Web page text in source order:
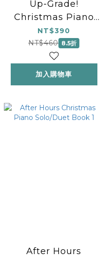
Up-Grade!
Christmas Piano
Grades 0-1
NT$390
NT$460 8.5折
加入購物車
After Hours